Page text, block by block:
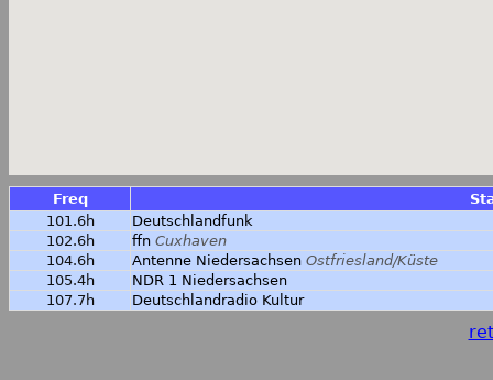
Freq
101.6h
Deutschlandfunk
102.6h
ffn Cuxhaven
104.6h
Antenne Niedersachsen Ostfriesland/Küste
105.4h
NDR 1 Niedersachsen
107.7h
Deutschlandradio Kultur